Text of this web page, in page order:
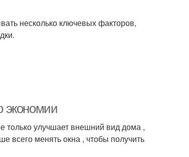
несколько ключевых факторов,
экономии
только улучшает внешний вид дома ,
всего менять окна , чтобы получить